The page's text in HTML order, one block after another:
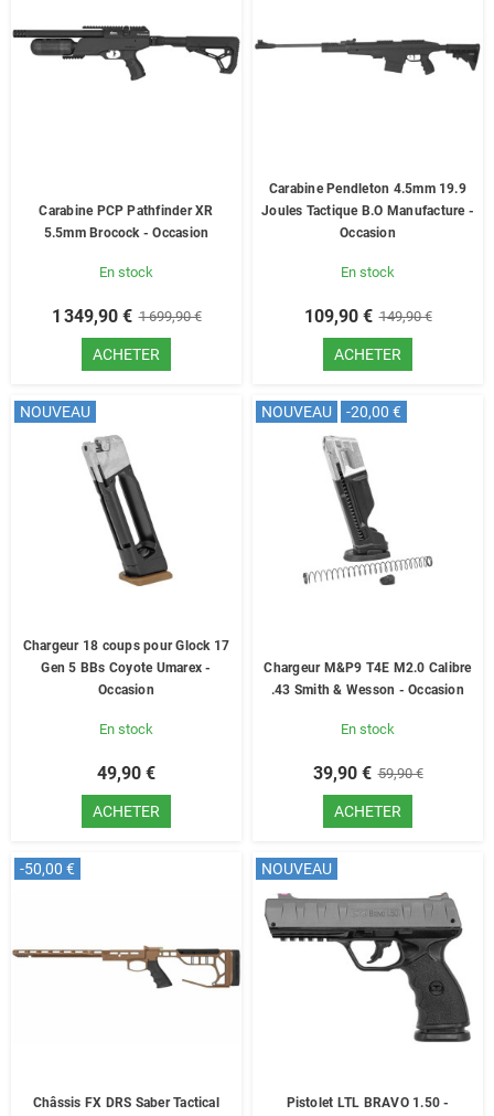
Carabine PCP Pathfinder XR
5.5mm Brocock - Occasion
En stock
1 349,90 € 1 699,90 €
ACHETER
Carabine Pendleton 4.5mm 19.9
Joules Tactique B.O Manufacture -
Occasion
En stock
109,90 € 149,90 €
ACHETER
NOUVEAU
Chargeur 18 coups pour Glock 17
Gen 5 BBs Coyote Umarex -
Occasion
En stock
49,90 €
ACHETER
-20,00 €
NOUVEAU
Chargeur M&P9 T4E M2.0 Calibre
.43 Smith & Wesson - Occasion
En stock
39,90 € 59,90 €
ACHETER
-50,00 €
Châssis FX DRS Saber Tactical
NOUVEAU
Pistolet LTL BRAVO 1.50 -